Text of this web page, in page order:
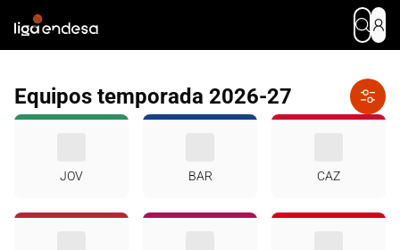
Equipos temporada 2026-27
JOV BAR CAZ